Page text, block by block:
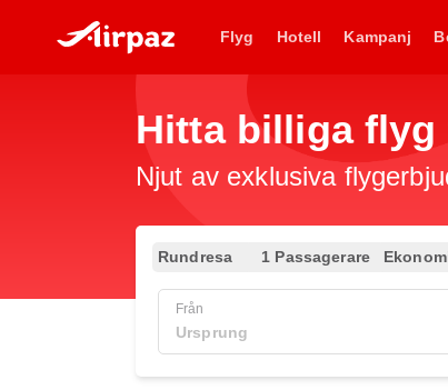
Flyg Hotell Kampanj
Hitta billiga
Njut av exklusiva
Rundresa 1 Passagerare
Från